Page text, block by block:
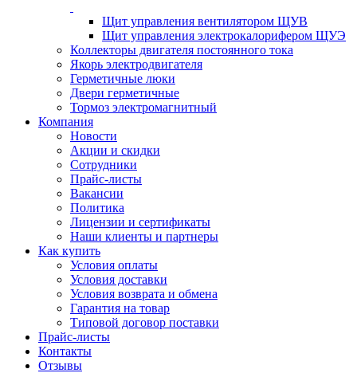
Щит управления вентилятором ЩУВ
Щит управления электрокалорифером ЩУЭ
Коллекторы двигателя постоянного тока
Якорь электродвигателя
Герметичные люки
Двери герметичные
Тормоз электромагнитный
Компания
Новости
Акции и скидки
Сотрудники
Прайс-листы
Вакансии
Политика
Лицензии и сертификаты
Наши клиенты и партнеры
Как купить
Условия оплаты
Условия доставки
Условия возврата и обмена
Гарантия на товар
Типовой договор поставки
Прайс-листы
Контакты
Отзывы